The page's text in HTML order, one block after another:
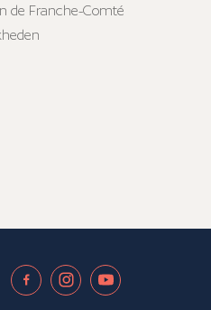
de Franche-Comté